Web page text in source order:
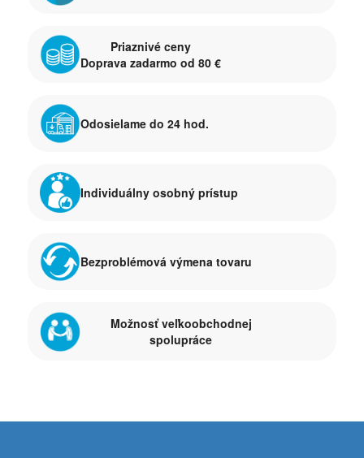
Priaznivé ceny
Doprava zadarmo od 80 €
Odosielame do 24 hod.
Individuálny osobný prístup
Bezproblémová výmena tovaru
Možnosť veľkoobchodnej
spolupráce